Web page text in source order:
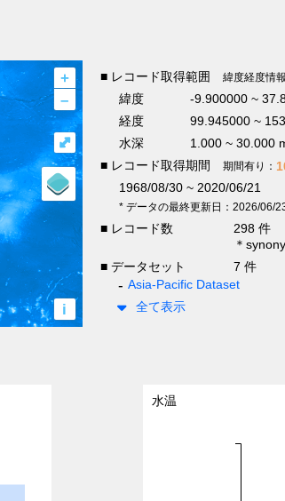
+
–
i
⤢
■ レコード取得範囲 緯度経度情
緯度
-9.900000 ~
経度
99.945000 ~
水深
1.000 ~ 30.000
■ レコード取得期間
期間有り：
1968/08/30 ~ 2020/06/21
* データの最終更新日：2026/06/
■ レコード数
298 件
＊
■ データセット
7 件
Asia-Pacific Dataset
全て表示
水温